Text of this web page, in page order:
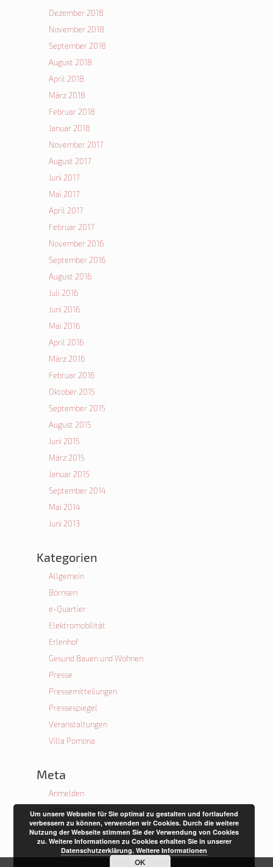
Dezember 2018
November 2018
September 2018
August 2018
April 2018
März 2018
Februar 2018
Januar 2018
November 2017
August 2017
Juni 2017
Mai 2017
April 2017
Februar 2017
November 2016
September 2016
August 2016
Juli 2016
Juni 2016
Mai 2016
April 2016
März 2016
Februar 2016
Oktober 2015
September 2015
August 2015
Juni 2015
März 2015
Januar 2015
September 2014
Mai 2014
Juni 2013
Kategorien
Allgemein
Börnsen
e-Quartier
Elektromobilität
Erlenhof
Gesund Bauen und Wohnen
Presse
Pressemitteilungen
Pressespiegel
Veranstaltungen
Villa Pomona
Meta
Anmelden
Eintrags-Feed
Kommentar-Feed
WordPress.org
Um unsere Webseite für Sie optimal zu gestalten und fortlaufend
verbessern zu können, verwenden wir Cookies. Durch die weitere
Nutzung der Webseite stimmen Sie der Verwendung von Cookies
zu. Weitere Informationen zu Cookies erhalten Sie in unserer
Datenschutzerklärung.Weitere Informationen
OK